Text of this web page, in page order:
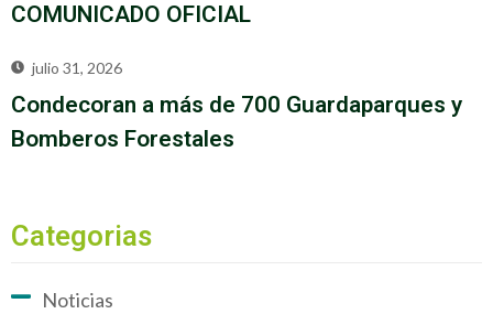
COMUNICADO OFICIAL
julio 31, 2026
Condecoran a más de 700 Guardaparques y
Bomberos Forestales
Categorias
Noticias